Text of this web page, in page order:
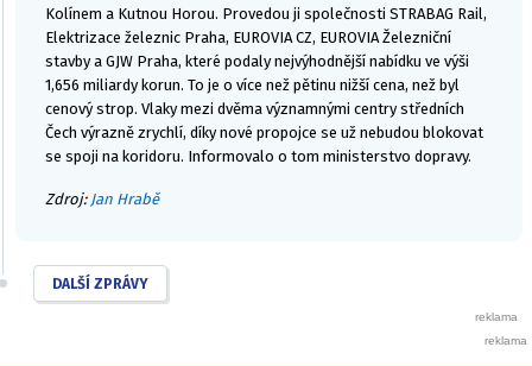
Kolínem a Kutnou Horou. Provedou ji společnosti STRABAG Rail,
Elektrizace železnic Praha, EUROVIA CZ, EUROVIA Železniční
stavby a GJW Praha, které podaly nejvýhodnější nabídku ve výši
1,656 miliardy korun. To je o více než pětinu nižší cena, než byl
cenový strop. Vlaky mezi dvěma významnými centry středních
Čech výrazně zrychlí, díky nové propojce se už nebudou blokovat
se spoji na koridoru. Informovalo o tom ministerstvo dopravy.
Zdroj: Jan Hrabě
DALŠÍ ZPRÁVY